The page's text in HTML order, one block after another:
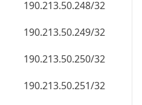
190.213.50.248/32
190.213.50.249/32
190.213.50.250/32
190.213.50.251/32